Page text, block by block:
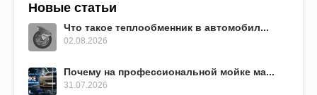
Новые статьи
Что такое теплообменник в автомобил...
02.08.2026
Почему на профессиональной мойке ма...
31.07.2026